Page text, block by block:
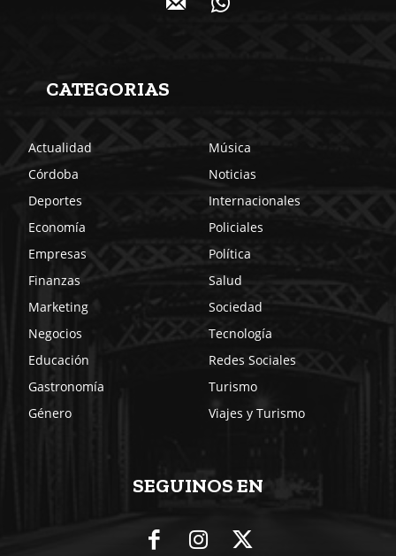
CATEGORIAS
Actualidad
Córdoba
Deportes
Economía
Empresas
Finanzas
Marketing
Negocios
Educación
Gastronomía
Género
Música
Noticias
Internacionales
Policiales
Política
Salud
Sociedad
Tecnología
Redes Sociales
Turismo
Viajes y Turismo
SEGUINOS EN